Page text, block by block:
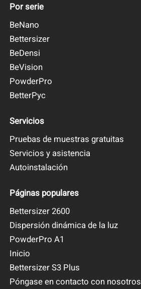
Por serie
BeNano
Bettersizer
BeDensi
BeVision
PowderPro
BetterPyc
Servicios
Pruebas de muestras gratuitas
Servicios y asistencia
Autoinstalación
Páginas populares
Bettersizer 2600
Dispersión dinámica de la luz
PowderPro A1
Inicio
Bettersizer S3 Plus
Póngase en contacto con nosotros